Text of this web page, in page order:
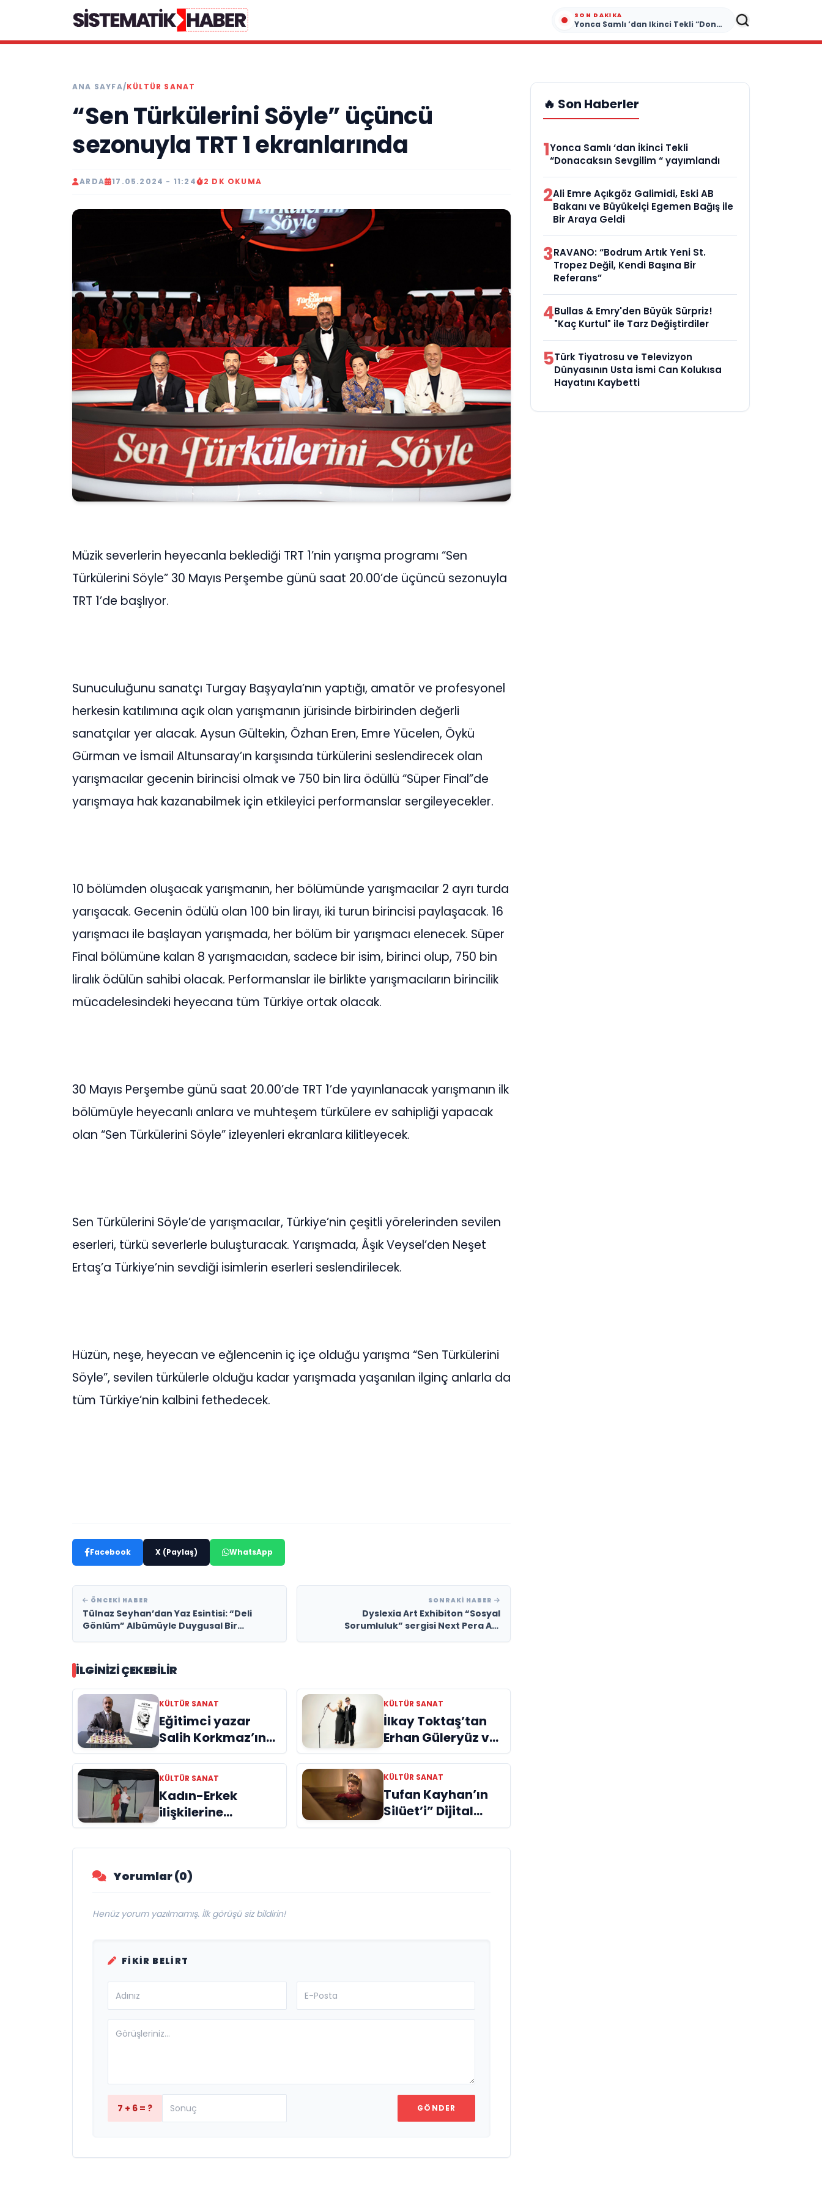
SON DAKIKA
Yonca Samlı ‘dan İkinci Tekli “Donacaksın Sevgilim “ yayımlandı
ANA SAYFA/KÜLTÜR SANAT
“Sen Türkülerini Söyle” üçüncü
sezonuyla TRT 1 ekranlarında
ARDA 17.05.2024 - 11:24 2 DK OKUMA
Müzik severlerin heyecanla beklediği TRT 1’nin yarışma programı “Sen
Türkülerini Söyle” 30 Mayıs Perşembe günü saat 20.00’de üçüncü sezonuyla
TRT 1’de başlıyor.
Sunuculuğunu sanatçı Turgay Başyayla’nın yaptığı, amatör ve profesyonel
herkesin katılımına açık olan yarışmanın jürisinde birbirinden değerli
sanatçılar yer alacak. Aysun Gültekin, Özhan Eren, Emre Yücelen, Öykü
Gürman ve İsmail Altunsaray’ın karşısında türkülerini seslendirecek olan
yarışmacılar gecenin birincisi olmak ve 750 bin lira ödüllü “Süper Final”de
yarışmaya hak kazanabilmek için etkileyici performanslar sergileyecekler.
10 bölümden oluşacak yarışmanın, her bölümünde yarışmacılar 2 ayrı turda
yarışacak. Gecenin ödülü olan 100 bin lirayı, iki turun birincisi paylaşacak. 16
yarışmacı ile başlayan yarışmada, her bölüm bir yarışmacı elenecek. Süper
Final bölümüne kalan 8 yarışmacıdan, sadece bir isim, birinci olup, 750 bin
liralık ödülün sahibi olacak. Performanslar ile birlikte yarışmacıların birincilik
mücadelesindeki heyecana tüm Türkiye ortak olacak.
30 Mayıs Perşembe günü saat 20.00’de TRT 1’de yayınlanacak yarışmanın ilk
bölümüyle heyecanlı anlara ve muhteşem türkülere ev sahipliği yapacak
olan “Sen Türkülerini Söyle” izleyenleri ekranlara kilitleyecek.
Sen Türkülerini Söyle’de yarışmacılar, Türkiye’nin çeşitli yörelerinden sevilen
eserleri, türkü severlerle buluşturacak. Yarışmada, Âşık Veysel’den Neşet
Ertaş’a Türkiye’nin sevdiği isimlerin eserleri seslendirilecek.
Hüzün, neşe, heyecan ve eğlencenin iç içe olduğu yarışma “Sen Türkülerini
Söyle”, sevilen türkülerle olduğu kadar yarışmada yaşanılan ilginç anlarla da
tüm Türkiye’nin kalbini fethedecek.
Facebook X (Paylaş) WhatsApp
ÖNCEKI HABER
Tülnaz Seyhan’dan Yaz Esintisi: “Deli
Gönlüm” Albümüyle Duygusal Bir
SONRAKI HABER
Dyslexia Art Exhibiton “Sosyal
Sorumluluk” sergisi Next Pera Art
İLGINIZI ÇEKEBILIR
KÜLTÜR SANAT
Eğitimci yazar
Salih Korkmaz’ın
EĞİTİM kitabı hala
büyük ilgi görmeye
devam ediyor
KÜLTÜR SANAT
İlkay Toktaş’tan
Erhan Güleryüz ve
Hüsnü Şenlendirici
işbirliğiyle
duygusal bir aşk
manifestosu:
“Deliler Gibi”
KÜLTÜR SANAT
Kadın-Erkek
ilişkilerine
“Araf’tan mizahi
bir bakış
KÜLTÜR SANAT
Tufan Kayhan’ın
Silüet’i” Dijital
Platformlarda
300.000
Yorumlar (0)
Henüz yorum yazılmamış. İlk görüşü siz bildirin!
FIKIR BELIRT
7 + 6 = ? GÖNDER
🔥 Son Haberler
1Yonca Samlı ‘dan İkinci Tekli
“Donacaksın Sevgilim “ yayımlandı
2Ali Emre Açıkgöz Galimidi, Eski AB
Bakanı ve Büyükelçi Egemen Bağış ile
Bir Araya Geldi
3RAVANO: “Bodrum Artık Yeni St.
Tropez Değil, Kendi Başına Bir
Referans”
4Bullas & Emry'den Büyük Sürpriz!
"Kaç Kurtul" ile Tarz Değiştirdiler
5Türk Tiyatrosu ve Televizyon
Dünyasının Usta İsmi Can Kolukısa
Hayatını Kaybetti